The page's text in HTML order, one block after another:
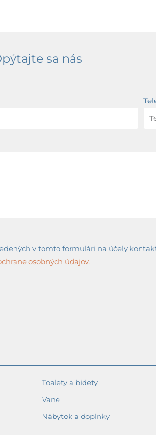
sa nás
v tomto formulári na účely
osobných údajov.
Toalety a bidety
Vane
Nábytok a doplnky